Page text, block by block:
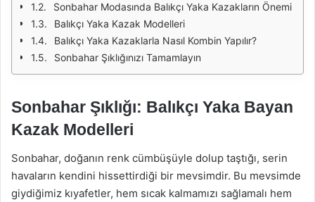
Sonbahar Modasında Balıkçı Yaka Kazakların Önemi
Balıkçı Yaka Kazak Modelleri
Balıkçı Yaka Kazaklarla Nasıl Kombin Yapılır?
Sonbahar Şıklığınızı Tamamlayın
Sonbahar Şıklığı: Balıkçı Yaka Bayan
Kazak Modelleri
Sonbahar, doğanın renk cümbüşüyle dolup taştığı, serin
havaların kendini hissettirdiği bir mevsimdir. Bu mevsimde
giydiğimiz kıyafetler, hem sıcak kalmamızı sağlamalı hem